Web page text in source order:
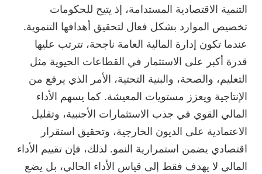
التنمية الاقتصادية المستدامة، إذ يتيح للحكومات
تخصيص الموارد بشكل فعال لتحقيق أهدافها التنموية.
عندما تكون إدارة المالية العامة ناجحة، تترتب عليها
قدرة أكبر على الاستثمار في القطاعات الحيوية مثل
التعليم، والصحة، والبنية التحتية، الأمر الذي يرفع من
الإنتاجية ويعزز مستويات المعيشة. كما يسهم الأداء
المالي القوي في جذب الاستثمارات الأجنبية، وتقليل
الاعتمادية على الديون الخارجية، وتحقيق استقرار
اقتصادي يضمن استمرارية النمو. لذلك، فإن تقييم الأداء
المالي لا يهدف فقط إلى قياس الأداء الحالي، بل يضع